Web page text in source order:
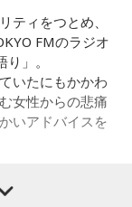
ティをつとめ、
FMのラジオ
」。
いたにもかかわ
女性からの悲痛
いアドバイスを